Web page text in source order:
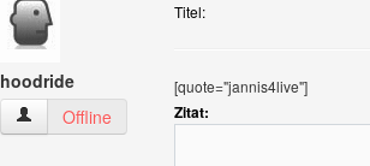
hoodride
hoodride Benutzer-Profile anzeigen
Offline
Titel:
[quote="jannis4live"]
Zitat: